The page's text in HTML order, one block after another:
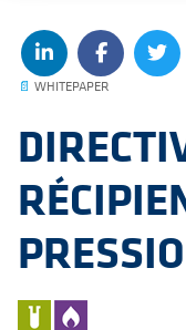
📄 WHITEPAPER